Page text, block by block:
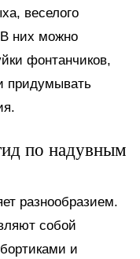
веселого
В них можно
фонтанчиков,
придумывать
по надувным
разнообразием.
собой
и